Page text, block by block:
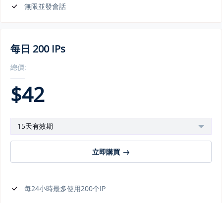
無限並發會話
每日 200 IPs
總價:
$42
15天有效期
立即購買
每24小時最多使用200个IP